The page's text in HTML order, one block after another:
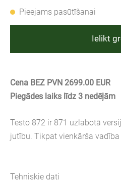
Pieejams pasūtīšanai
Ielikt
Cena BEZ PVN 2699.00 EUR
Piegādes laiks līdz 3 nedēļām
Testo 872 ir 871 uzlabotā
jutību. Tikpat vienkārša
Tehniskie dati